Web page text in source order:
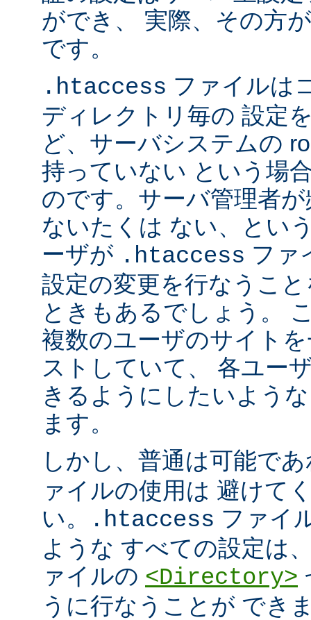
ができ、 実際、その方
です。
.htaccess ファイルは
ディレクトリ毎の 設定
ど、サーバシステムの
持っていない という場
のです。サーバ管理者
ないたくは ない、とい
ーザが .htaccess ファ
設定の変更を行なうこ
ときもあるでしょう。
複数のユーザのサイト
ストしていて、 各ユー
きるようにしたいよう
ます。
しかし、普通は可能で
ァイルの使用は 避けて
い。
.htaccess ファイ
ような すべての設定は
ァイルの <Directory>
うに行なうことが でき